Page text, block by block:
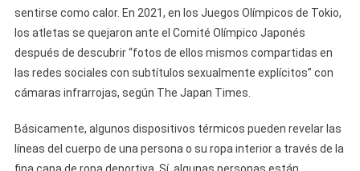
sentirse como calor. En 2021, en los Juegos Olímpicos de Tokio,
los atletas se quejaron ante el Comité Olímpico Japonés
después de descubrir “fotos de ellos mismos compartidas en
las redes sociales con subtítulos sexualmente explícitos” con
cámaras infrarrojas, según The Japan Times.
Básicamente, algunos dispositivos térmicos pueden revelar las
líneas del cuerpo de una persona o su ropa interior a través de la